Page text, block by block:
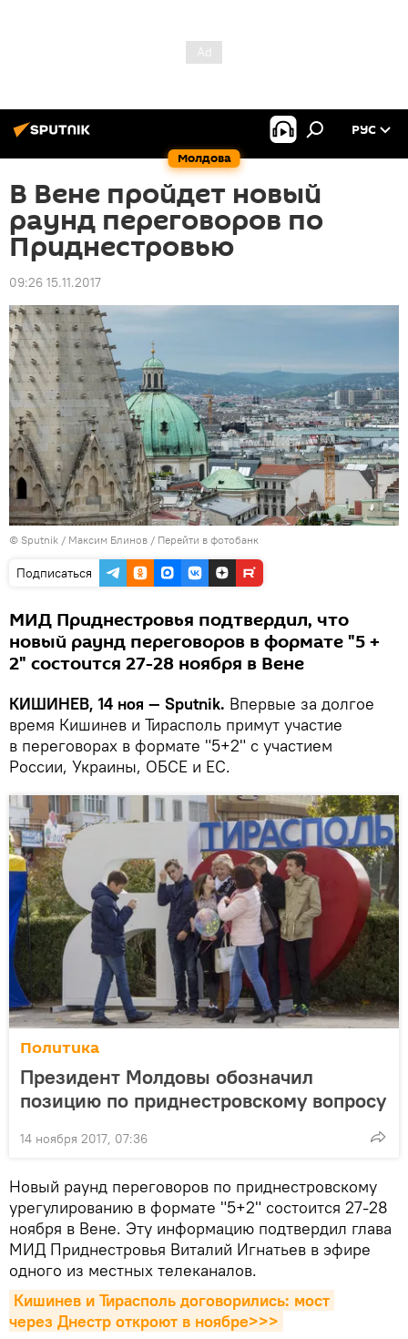
Молдова
РУС
В Вене пройдет новый
раунд переговоров по
Приднестровью
09:26 15.11.2017
© Sputnik / Максим Блинов / Перейти в фотобанк
Подписаться
МИД Приднестровья подтвердил, что
новый раунд переговоров в формате "5 +
2" состоится 27-28 ноября в Вене
КИШИНЕВ, 14 ноя — Sputnik. Впервые за долгое
время Кишинев и Тирасполь примут участие
в переговорах в формате "5+2" с участием
России, Украины, ОБСЕ и ЕС.
Политика
Президент Молдовы обозначил
позицию по приднестровскому вопросу
14 ноября 2017, 07:36
Новый раунд переговоров по приднестровскому
урегулированию в формате "5+2" состоится 27-28
ноября в Вене. Эту информацию подтвердил глава
МИД Приднестровья Виталий Игнатьев в эфире
одного из местных телеканалов.
Кишинев и Тирасполь договорились: мост
через Днестр откроют в ноябре>>>